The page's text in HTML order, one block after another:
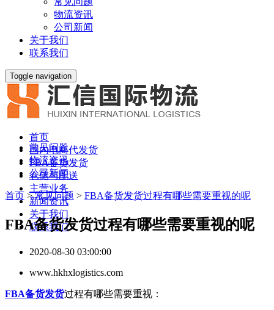
物流资讯
公司新闻
关于我们
联系我们
Toggle navigation
首页
国内电商代发货
FBA备货发货
仓储与配送
主营业务
新闻资讯
关于我们
联系我们
常见问题
物流资讯
公司新闻
首页 >常见问题 > FBA备货发货过程有哪些需要重视的呢
FBA备货发货过程有哪些需要重视的呢
2020-08-30 03:00:00
www.hkhxlogistics.com
FBA备货发货过程有哪些需要重视：